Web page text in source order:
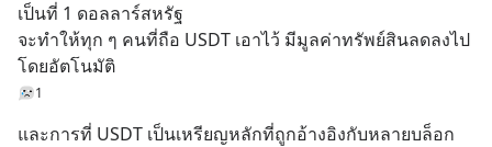
เป็นที่ 1 ดอลลาร์สหรัฐ
จะทำให้ทุก ๆ คนที่ถือ USDT เอาไว้ มีมูลค่าทรัพย์สินลดลงไป
โดยอัตโนมัติ
1
และการที่ USDT เป็นเหรียญหลักที่ถูกอ้างอิงกับหลายบล็อก